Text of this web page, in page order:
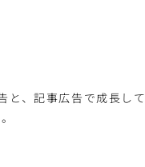
と、記事広告で成長し